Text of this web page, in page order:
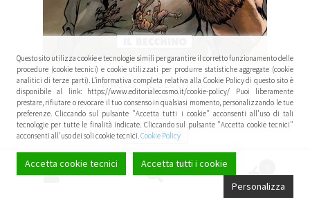
MAGUS – IL BECCHINO
IN OFFERTA!
5,00€ 4,75€
Questo sito utilizza cookie e tecnologie simili per garantire il corretto funzionamento delle
procedure (cookie tecnici) e cookie utilizzati per produrre statistiche aggregate (cookie
analitici di terze parti). L’informativa completa relativa alla Cookie Policy di questo sito è
disponibile al link: https://www.editorialecosmo.it/cookie-policy/ Puoi liberamente
prestare, rifiutare o revocare il tuo consenso in qualsiasi momento, personalizzando le tue
preferenze. Cliccando sul pulsante "Accetta tutti i cookie" acconsenti all'uso di tali
tecnologie per tutte le finalità indicate. Cliccando sul pulsante "Accetta cookie tecnici"
acconsenti all'uso dei soli cookie tecnici.Cookie Policy
Accetta cookie tecnici
Accetta tutti i cookie
Personalizza